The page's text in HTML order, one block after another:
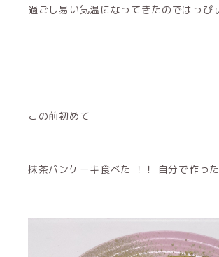
過ごし易い気温になってきたのではっぴ
この前初めて
抹茶パンケーキ食べた ！！ 自分で作った